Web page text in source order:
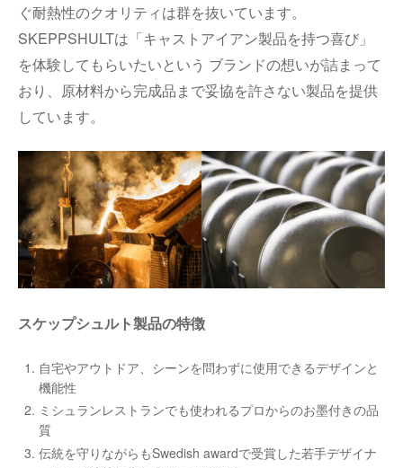
ぐ耐熱性のクオリティは群を抜いています。
SKEPPSHULTは「キャストアイアン製品を持つ喜び」
を体験してもらいたいという ブランドの想いが詰まって
おり、原材料から完成品まで妥協を許さない製品を提供
しています。
スケップシュルト製品の特徴
自宅やアウトドア、シーンを問わずに使用できるデザインと
機能性
ミシュランレストランでも使われるプロからのお墨付きの品
質
伝統を守りながらもSwedish awardで受賞した若手デザイナ